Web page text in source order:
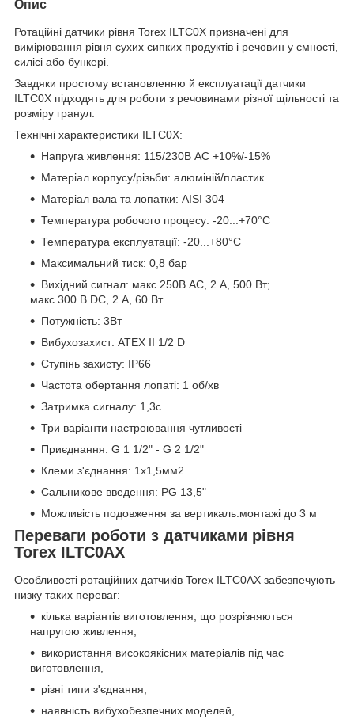
Опис
Ротаційні датчики рівня Torex ILTC0X призначені для
вимірювання рівня сухих сипких продуктів і речовин у ємності,
силісі або бункері.
Завдяки простому встановленню й експлуатації датчики
ILTC0X підходять для роботи з речовинами різної щільності та
розміру гранул.
Технічні характеристики ILTC0X:
Напруга живлення: 115/230В AC +10%/-15%
Матеріал корпусу/різьби: алюміній/пластик
Матеріал вала та лопатки: AISI 304
Температура робочого процесу: -20...+70°С
Температура експлуатації: -20...+80°С
Максимальний тиск: 0,8 бар
Вихідний сигнал: макс.250В AC, 2 А, 500 Вт;
макс.300 В DC, 2 А, 60 Вт
Потужність: 3Вт
Вибухозахист: ATEX II 1/2 D
Ступінь захисту: IP66
Частота обертання лопаті: 1 об/хв
Затримка сигналу: 1,3c
Три варіанти настроювання чутливості
Приєднання: G 1 1/2" - G 2 1/2"
Клеми з'єднання: 1х1,5мм2
Сальникове введення: PG 13,5"
Можливість подовження за вертикаль.монтажі до 3 м
Переваги роботи з датчиками рівня
Torex ILTC0AX
Особливості ротаційних датчиків Torex ILTC0AX забезпечують
низку таких переваг:
кілька варіантів виготовлення, що розрізняються
напругою живлення,
використання високоякісних матеріалів під час
виготовлення,
різні типи з'єднання,
наявність вибухобезпечних моделей,